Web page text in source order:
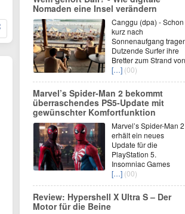
Nomaden eine Insel verändern
Canggu (dpa) - Schon
kurz nach
Sonnenaufgang
Dutzende Surfer ihre
Bretter zum Strand von
[…] (00)
Marvel’s Spider-Man 2 bekommt
überraschendes PS5-Update mit
gewünschter Komfortfunktion
Marvel’s Spider-Man 2
erhält ein neues
Update für die
PlayStation 5.
Insomniac Games
[…] (00)
Review: Hypershell X Ultra S – Der
Motor für die Beine